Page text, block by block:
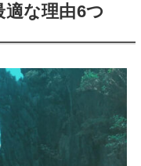
な理由6つ